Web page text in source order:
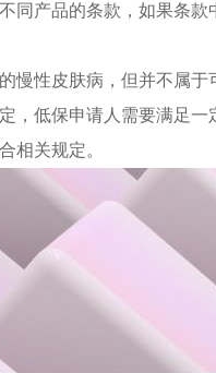
同产品的条款，如果条
慢性皮肤病，但并不属
，低保申请人需要满足
相关规定。